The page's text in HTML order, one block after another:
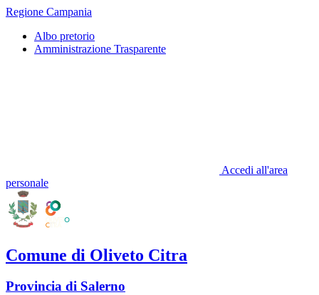
Regione Campania
Albo pretorio
Amministrazione Trasparente
Accedi all'area
personale
Comune di Oliveto Citra
Provincia di Salerno